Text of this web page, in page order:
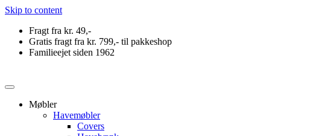
Skip to content
Fragt fra kr. 49,-
Gratis fragt fra kr. 799,- til pakkeshop
Familieejet siden 1962
Møbler
Havemøbler
Covers